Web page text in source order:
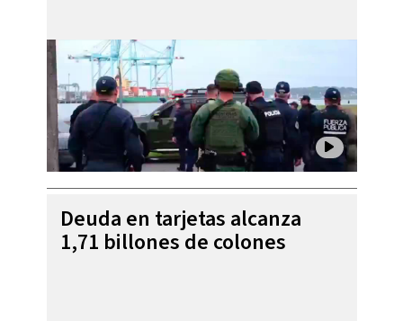
Deuda en tarjetas alcanza
1,71 billones de colones